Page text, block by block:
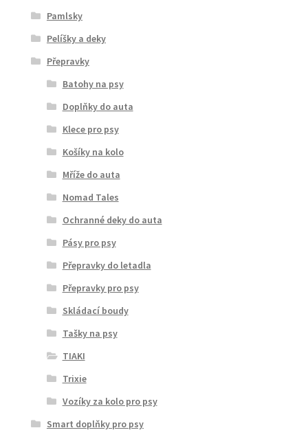
Pamlsky
Pelíšky a deky
Přepravky
Batohy na psy
Doplňky do auta
Klece pro psy
Košíky na kolo
Mříže do auta
Nomad Tales
Ochranné deky do auta
Pásy pro psy
Přepravky do letadla
Přepravky pro psy
Skládací boudy
Tašky na psy
TIAKI
Trixie
Vozíky za kolo pro psy
Smart doplňky pro psy